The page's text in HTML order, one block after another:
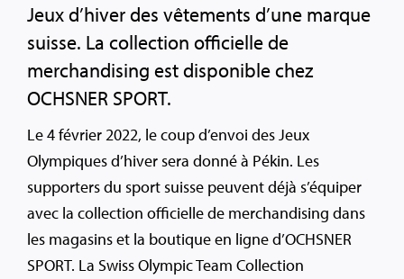
Jeux d’hiver des vêtements d’une marque
suisse. La collection officielle de
merchandising est disponible chez
OCHSNER SPORT.
Le 4 février 2022, le coup d’envoi des Jeux
Olympiques d’hiver sera donné à Pékin. Les
supporters du sport suisse peuvent déjà s’équiper
avec la collection officielle de merchandising dans
les magasins et la boutique en ligne d’OCHSNER
SPORT. La Swiss Olympic Team Collection